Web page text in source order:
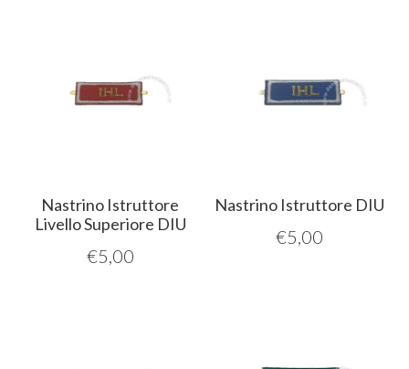
Nastrino Istruttore
Livello Superiore DIU
€5,00
Nastrino Istruttore DIU
€5,00